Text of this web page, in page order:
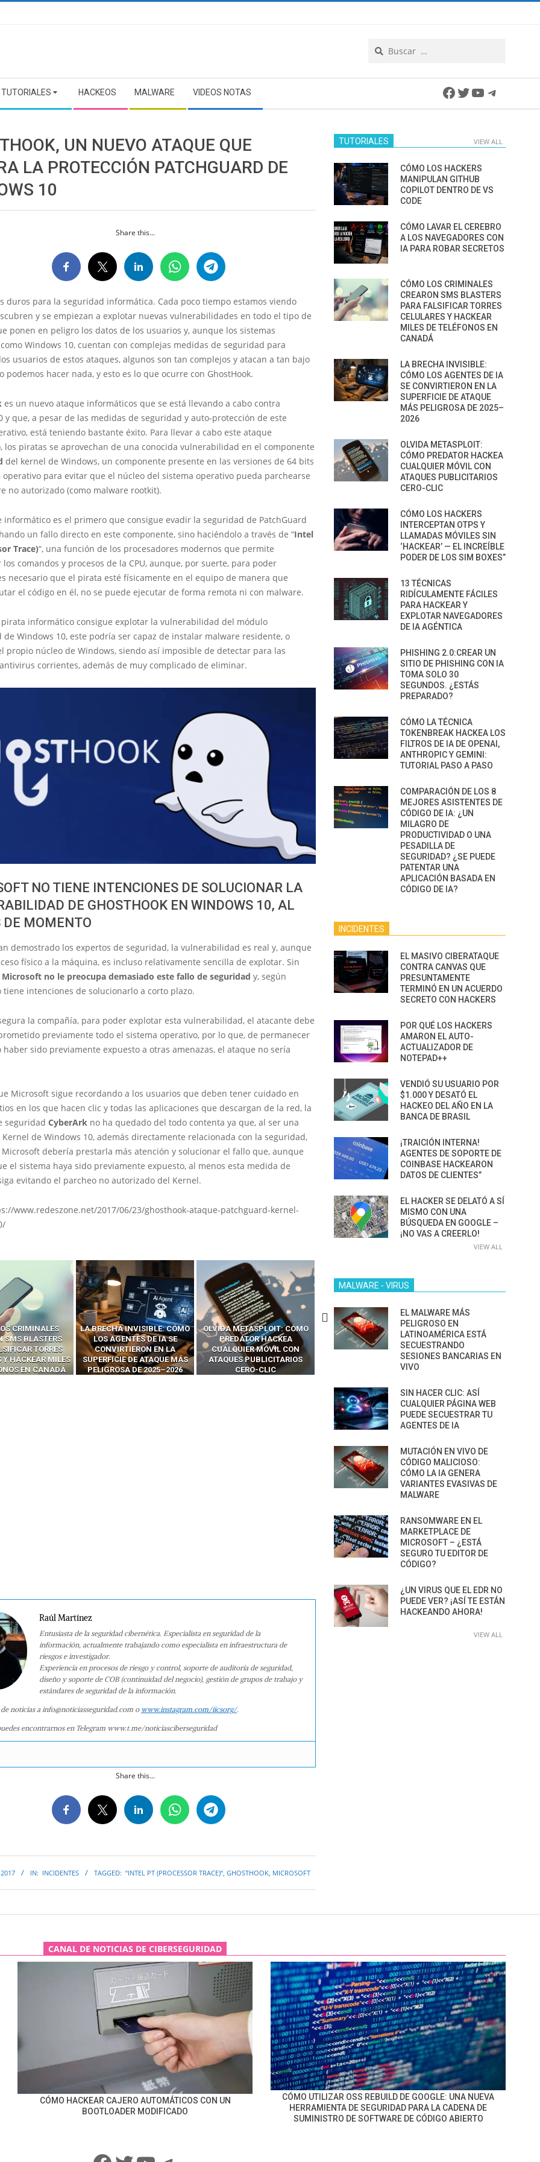
TUTORIALES HACKEOS MALWARE VIDEOS NOTAS Facebook
Twitter
YouTube
UN NUEVO ATAQUE QUE
LA PROTECCIÓN PATCHGUARD DE
10
Share this...
duros para la seguridad informática. Cada poco tiempo estamos viendo
y se empiezan a explotar nuevas vulnerabilidades en todo el tipo de
ponen en peligro los datos de los usuarios y, aunque los sistemas
Windows 10, cuentan con complejas medidas de seguridad para
usuarios de estos ataques, algunos son tan complejos y atacan a tan bajo
podemos hacer nada, y esto es lo que ocurre con GhostHook.
es un nuevo ataque informáticos que se está llevando a cabo contra
y que, a pesar de las medidas de seguridad y auto-protección de este
está teniendo bastante éxito. Para llevar a cabo este ataque
los piratas se aprovechan de una conocida vulnerabilidad en el componente
del kernel de Windows, un componente presente en las versiones de 64 bits
operativo para evitar que el núcleo del sistema operativo pueda parchearse
no autorizado (como malware rootkit).
informático es el primero que consigue evadir la seguridad de PatchGuard
un fallo directo en este componente, sino haciéndolo a través de “Intel
Trace)“, una función de los procesadores modernos que permite
comandos y procesos de la CPU, aunque, por suerte, para poder
necesario que el pirata esté físicamente en el equipo de manera que
el código en él, no se puede ejecutar de forma remota ni con malware.
pirata informático consigue explotar la vulnerabilidad del módulo
de Windows 10, este podría ser capaz de instalar malware residente, o
propio núcleo de Windows, siendo así imposible de detectar para las
corrientes, además de muy complicado de eliminar.
NO TIENE INTENCIONES DE SOLUCIONAR LA
DE GHOSTHOOK EN WINDOWS 10, AL
DE MOMENTO
demostrado los expertos de seguridad, la vulnerabilidad es real y, aunque
físico a la máquina, es incluso relativamente sencilla de explotar. Sin
Microsoft no le preocupa demasiado este fallo de seguridad y, según
tiene intenciones de solucionarlo a corto plazo.
la compañía, para poder explotar esta vulnerabilidad, el atacante debe
previamente todo el sistema operativo, por lo que, de permanecer
haber sido previamente expuesto a otras amenazas, el ataque no sería
Microsoft sigue recordando a los usuarios que deben tener cuidado en
en los que hacen clic y todas las aplicaciones que descargan de la red, la
seguridad CyberArk no ha quedado del todo contenta ya que, al ser una
de Windows 10, además directamente relacionada con la seguridad,
debería prestarla más atención y solucionar el fallo que, aunque
el sistema haya sido previamente expuesto, al menos esta medida de
evitando el parcheo no autorizado del Kernel.
www.redeszone.net/2017/06/23/ghosthook-ataque-patchguard-kernel-
CRIMINALES
SMS BLASTERS
TORRES
Y HACKEAR MILES
EN CANADÁ
LA BRECHA INVISIBLE: CÓMO
LOS AGENTES DE IA SE
CONVIRTIERON EN LA
SUPERFICIE DE ATAQUE MÁS
PELIGROSA DE 2025–2026
OLVIDA METASPLOIT: CÓMO
PREDATOR HACKEA
CUALQUIER MÓVIL CON
ATAQUES PUBLICITARIOS
CERO-CLIC
CÓMO LOS HACKERS
INTERCEPTAN OTPS Y
LLAMADAS MÓVILES SIN
‘HACKEAR’ — EL INCREÍBLE
PODER DE LOS SIM BOXES”
13 TÉCNICAS
RIDÍCULAMENTE
PARA HACKEAR Y
NAVEGADORES DE IA
Raúl Martínez
Entusiasta de la seguridad cibernética. Especialista en seguridad de la
información, actualmente trabajando como especialista en infraestructura de
riesgos e investigador.
Experiencia en procesos de riesgo y control, soporte de auditoría de seguridad,
diseño y soporte de COB (continuidad del negocio), gestión de grupos de trabajo y
estándares de seguridad de la información.
noticias a info@noticiasseguridad.com o www.instagram.com/iicsorg/.
encontrarnos en Telegram www.t.me/noticiasciberseguridad
Share this...
IN: INCIDENTES TAGGED: “INTEL PT (PROCESSOR TRACE)“, GHOSTHOOK, MICROSOFT
TUTORIALES VIEW ALL
CÓMO LOS HACKERS
MANIPULAN GITHUB
COPILOT DENTRO DE VS
CODE
CÓMO LAVAR EL CEREBRO
A LOS NAVEGADORES CON
IA PARA ROBAR SECRETOS
CÓMO LOS CRIMINALES
CREARON SMS BLASTERS
PARA FALSIFICAR TORRES
CELULARES Y HACKEAR
MILES DE TELÉFONOS EN
CANADÁ
LA BRECHA INVISIBLE:
CÓMO LOS AGENTES DE IA
SE CONVIRTIERON EN LA
SUPERFICIE DE ATAQUE
MÁS PELIGROSA DE 2025–
2026
OLVIDA METASPLOIT:
CÓMO PREDATOR HACKEA
CUALQUIER MÓVIL CON
ATAQUES PUBLICITARIOS
CERO-CLIC
CÓMO LOS HACKERS
INTERCEPTAN OTPS Y
LLAMADAS MÓVILES SIN
‘HACKEAR’ — EL INCREÍBLE
PODER DE LOS SIM BOXES”
13 TÉCNICAS
RIDÍCULAMENTE FÁCILES
PARA HACKEAR Y
EXPLOTAR NAVEGADORES
DE IA AGÉNTICA
PHISHING 2.0:CREAR UN
SITIO DE PHISHING CON IA
TOMA SOLO 30
SEGUNDOS. ¿ESTÁS
PREPARADO?
CÓMO LA TÉCNICA
TOKENBREAK HACKEA LOS
FILTROS DE IA DE OPENAI,
ANTHROPIC Y GEMINI:
TUTORIAL PASO A PASO
COMPARACIÓN DE LOS 8
MEJORES ASISTENTES DE
CÓDIGO DE IA: ¿UN
MILAGRO DE
PRODUCTIVIDAD O UNA
PESADILLA DE
SEGURIDAD? ¿SE PUEDE
PATENTAR UNA
APLICACIÓN BASADA EN
CÓDIGO DE IA?
INCIDENTES
EL MASIVO CIBERATAQUE
CONTRA CANVAS QUE
PRESUNTAMENTE
TERMINÓ EN UN ACUERDO
SECRETO CON HACKERS
POR QUÉ LOS HACKERS
AMARON EL AUTO-
ACTUALIZADOR DE
NOTEPAD++
VENDIÓ SU USUARIO POR
$1.000 Y DESATÓ EL
HACKEO DEL AÑO EN LA
BANCA DE BRASIL
¡TRAICIÓN INTERNA!
AGENTES DE SOPORTE DE
COINBASE HACKEARON
DATOS DE CLIENTES”
EL HACKER SE DELATÓ A SÍ
MISMO CON UNA
BÚSQUEDA EN GOOGLE –
¡NO VAS A CREERLO!
VIEW ALL
MALWARE - VIRUS
EL MALWARE MÁS
PELIGROSO EN
LATINOAMÉRICA ESTÁ
SECUESTRANDO
SESIONES BANCARIAS EN
VIVO
SIN HACER CLIC: ASÍ
CUALQUIER PÁGINA WEB
PUEDE SECUESTRAR TU
AGENTES DE IA
MUTACIÓN EN VIVO DE
CÓDIGO MALICIOSO:
CÓMO LA IA GENERA
VARIANTES EVASIVAS DE
MALWARE
RANSOMWARE EN EL
MARKETPLACE DE
MICROSOFT – ¿ESTÁ
SEGURO TU EDITOR DE
CÓDIGO?
¿UN VIRUS QUE EL EDR NO
PUEDE VER? ¡ASÍ TE ESTÁN
HACKEANDO AHORA!
VIEW ALL
CANAL DE NOTICIAS DE CIBERSEGURIDAD
CÓMO HACKEAR CAJERO AUTOMÁTICOS CON UN
BOOTLOADER MODIFICADO
CÓMO UTILIZAR OSS REBUILD DE GOOGLE: UNA NUEVA
HERRAMIENTA DE SEGURIDAD PARA LA CADENA DE
SUMINISTRO DE SOFTWARE DE CÓDIGO ABIERTO